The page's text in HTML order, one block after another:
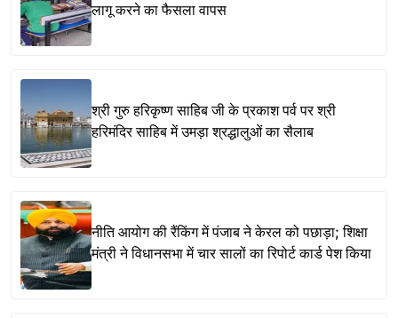
लागू करने का फैसला वापस
श्री गुरु हरिकृष्ण साहिब जी के प्रकाश पर्व पर श्री
हरिमंदिर साहिब में उमड़ा श्रद्धालुओं का सैलाब
नीति आयोग की रैंकिंग में पंजाब ने केरल को पछाड़ा; शिक्षा
मंत्री ने विधानसभा में चार सालों का रिपोर्ट कार्ड पेश किया